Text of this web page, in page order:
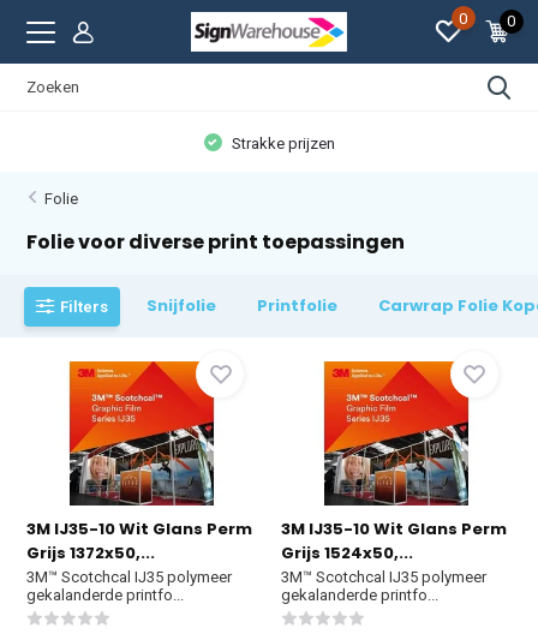
0 0
Strakke prijzen
Folie
Folie voor diverse print toepassingen
Filters Snijfolie Printfolie Carwrap Folie
3M IJ35-10 Wit Glans Perm
Grijs 1372x50,...
3M™ Scotchcal IJ35 polymeer
gekalanderde printfo...
3M IJ35-10 Wit Glans Perm
Grijs 1524x50,...
3M™ Scotchcal IJ35 polymeer
gekalanderde printfo...